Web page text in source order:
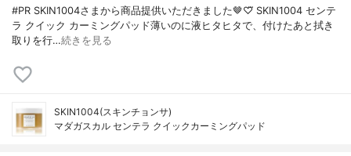
#PR SKIN1004さまから商品提供いただきました🤎♡⃛ SKIN1004 センテ
ラ クイック カーミングパッド薄いのに液ヒタヒタで、付けたあと拭き
取りを行…続きを見る
SKIN1004(スキンチョンサ)
マダガスカル センテラ クイックカーミングパッド